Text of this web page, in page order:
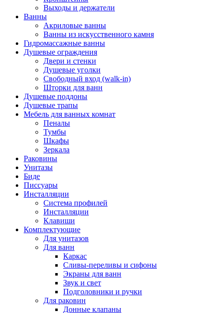
Выходы и держатели
Ванны
Акриловые ванны
Ванны из искусственного камня
Гидромассажные ванны
Душевые ограждения
Двери и стенки
Душевые уголки
Свободный вход (walk-in)
Шторки для ванн
Душевые поддоны
Душевые трапы
Мебель для ванных комнат
Пеналы
Тумбы
Шкафы
Зеркала
Раковины
Унитазы
Биде
Писсуары
Инсталляции
Система профилей
Инсталляции
Клавиши
Комплектующие
Для унитазов
Для ванн
Каркас
Сливы-переливы и сифоны
Экраны для ванн
Звук и свет
Подголовники и ручки
Для раковин
Донные клапаны